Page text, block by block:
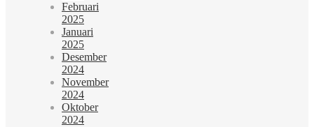
Februari
2025
Januari
2025
Desember
2024
November
2024
Oktober
2024